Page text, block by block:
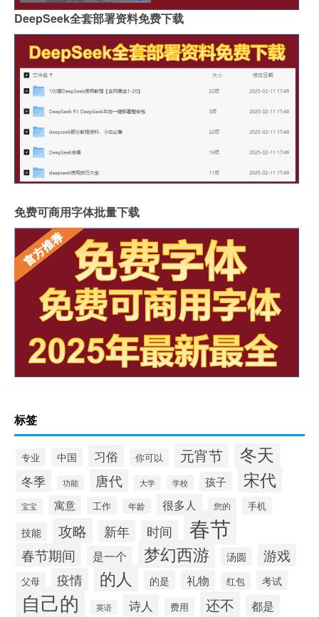
DeepSeek全套部署资料免费下载
免费可商用字体批量下载
标签
专业 中国 习俗 你可以 元宵节 冬天
冬季 功能 唐代 大学 学校 孩子 宋代
宝宝 寓意 工作 年龄 很多人 您的 手机
技能 攻略 新年 时间 春节
春节期间 是一个 梦幻西游 汤圆 游戏
父母 疫情 的人 的是 礼物 红包 考试
自己的 英语 诗人 费用 还不 都是